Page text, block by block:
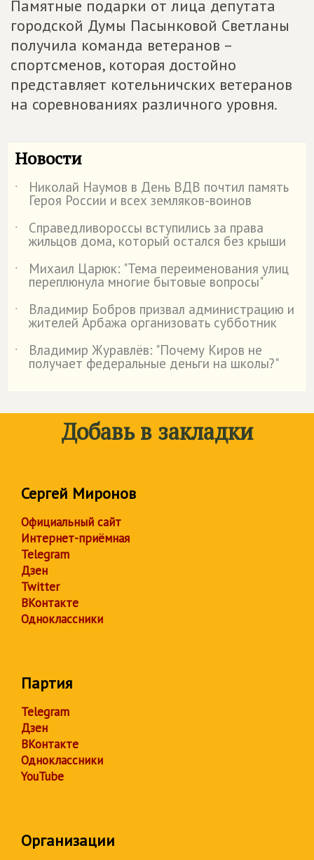
Памятные подарки от лица депутата
городской Думы Пасынковой Светланы
получила команда ветеранов –
спортсменов, которая достойно
представляет котельничских ветеранов
на соревнованиях различного уровня.
Новости
˙ Николай Наумов в День ВДВ почтил память
Героя России и всех земляков-воинов
˙
Справедливороссы вступились за права
жильцов дома, который остался без крыши
˙
Михаил Царюк: "Тема переименования улиц
переплюнула многие бытовые вопросы"
˙
Владимир Бобров призвал администрацию и
жителей Арбажа организовать субботник
˙
Владимир Журавлёв: "Почему Киров не
получает федеральные деньги на школы?"
Добавь в закладки
Сергей Миронов
Официальный сайт
Интернет-приёмная
Telegram
Дзен
Twitter
ВКонтакте
Одноклассники
Партия
Telegram
Дзен
ВКонтакте
Одноклассники
YouTube
Организации